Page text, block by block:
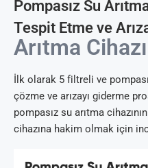
Pompasız Su
Tespit Etme ve
Arıtma
İlk olarak 5 filtreli ve
çözme ve arızayı giderme
pompasız su arıtma
cihazına hakim olmak için